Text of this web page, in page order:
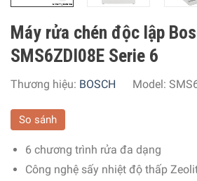
Máy rửa chén độc lập
SMS6ZDI08E Serie 6
Thương hiệu: BOSCH Model:
So sánh
6 chương trình rửa đa dạng
Công nghệ sấy nhiệt độ thấp